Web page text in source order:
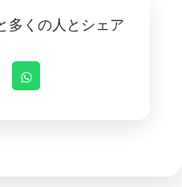
多くの人とシェア